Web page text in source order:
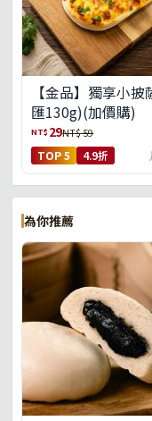
【金品】獨享小披
匯130g)(加價購)
NT$ 29NT$ 59
TOP 5 4.9折
為你推薦